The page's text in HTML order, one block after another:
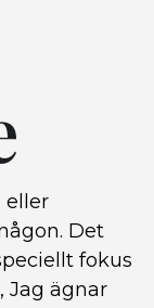
eller
Det
fokus
Jag ägnar